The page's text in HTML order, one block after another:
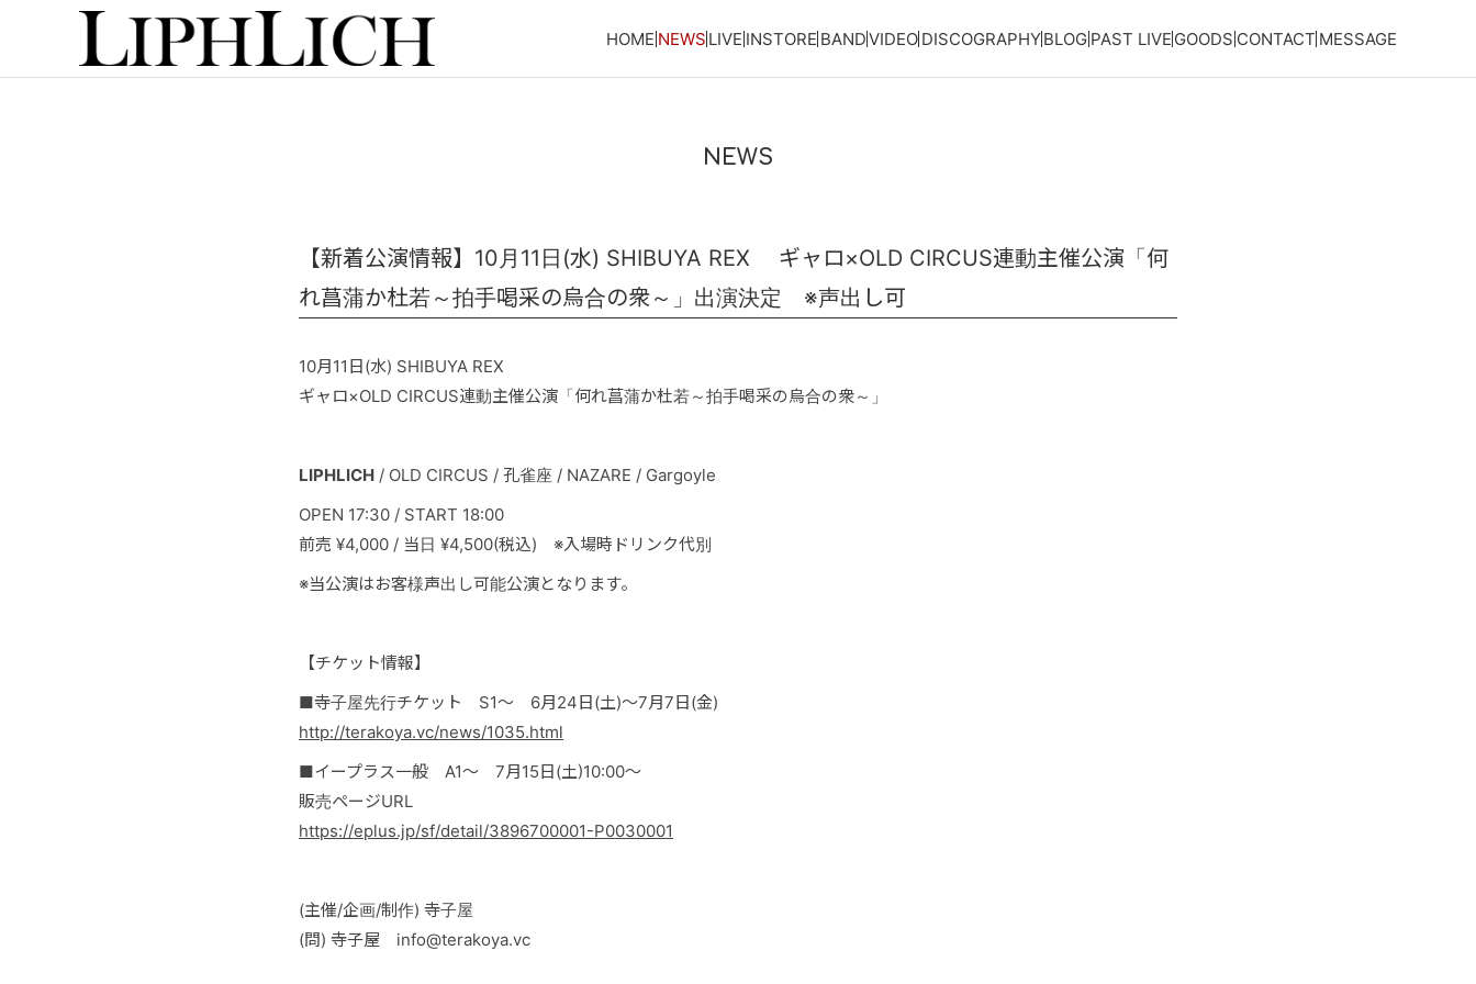
HOME NEWS LIVE INSTORE BANDVIDEO DISCOGRAPHYBLOG PAST LIVE GOODS CONTACT MESSAGE
NEWS
【新着公演情報】10月11日(水) SHIBUYA REX ギャロ×OLD CIRCUS連動主催公演「何
れ菖蒲か杜若～拍手喝采の烏合の衆～」出演決定 ※声出し可
10月11日(水) SHIBUYA REX
ギャロ×OLD CIRCUS連動主催公演「何れ菖蒲か杜若～拍手喝采の烏合の衆～」
LIPHLICH / OLD CIRCUS / 孔雀座 / NAZARE / Gargoyle
OPEN 17:30 / START 18:00
前売 ¥4,000 / 当日 ¥4,500(税込) ※入場時ドリンク代別
※当公演はお客様声出し可能公演となります。
【チケット情報】
■寺子屋先行チケット S1〜 6月24日(土)〜7月7日(金)
http://terakoya.vc/news/1035.html
■イープラス一般 A1〜 7月15日(土)10:00〜
販売ページURL
https://eplus.jp/sf/detail/3896700001-P0030001
(主催/企画/制作) 寺子屋
(問) 寺子屋 info@terakoya.vc